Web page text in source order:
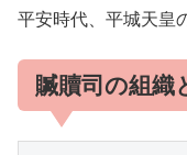
平安時代、平城天皇
贓贖司の組織